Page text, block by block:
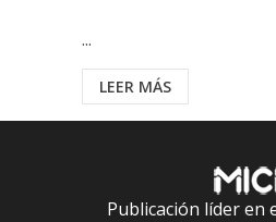
...
LEER MÁS
Publicación líder en